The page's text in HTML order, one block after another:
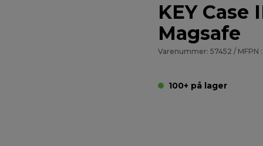
KEY Case
Magsafe
Varenummer: 57452 / MFPN
100+ på lager